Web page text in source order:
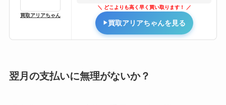
買取アリアちゃん
どこよりも高く早く買い取ります！
買取アリアちゃんを見る
翌月の支払いに無理がないか？